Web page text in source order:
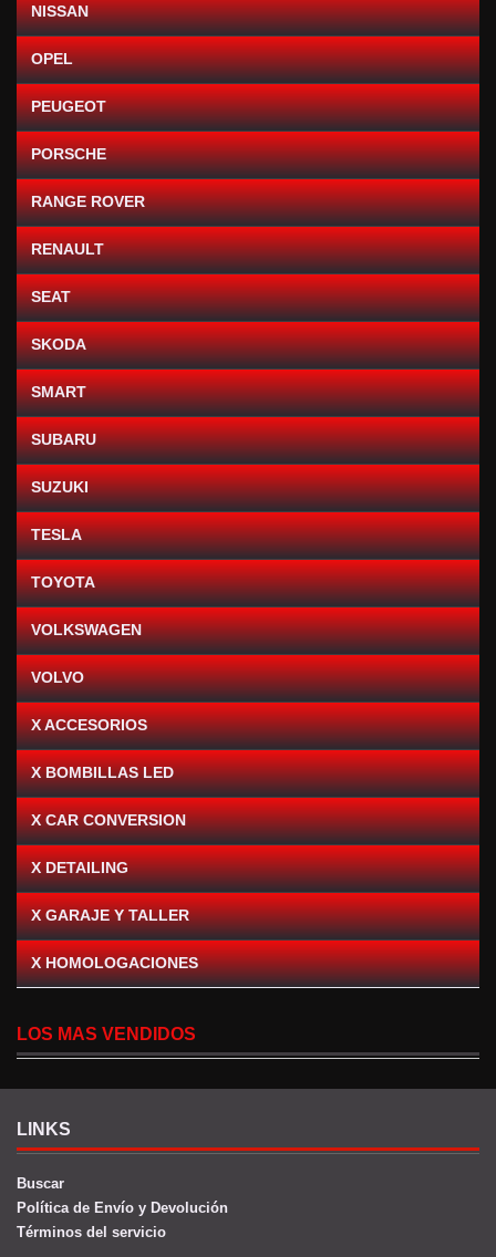
NISSAN
OPEL
PEUGEOT
PORSCHE
RANGE ROVER
RENAULT
SEAT
SKODA
SMART
SUBARU
SUZUKI
TESLA
TOYOTA
VOLKSWAGEN
VOLVO
X ACCESORIOS
X BOMBILLAS LED
X CAR CONVERSION
X DETAILING
X GARAJE Y TALLER
X HOMOLOGACIONES
LOS MAS VENDIDOS
LINKS
Buscar
Política de Envío y Devolución
Términos del servicio